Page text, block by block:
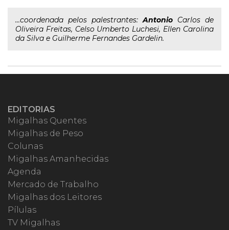
...coordenada pelos palestrantes:Antonio Carlos de
Oliveira Freitas, Celso Umberto Luchesi, Ellen Carolina
da Silva e Guilherme Fernandes Gardelin.
EDITORIAS
Migalhas Quentes
Migalhas de Peso
Colunas
Migalhas Amanhecidas
Agenda
Mercado de Trabalho
Migalhas dos Leitores
Pílulas
TV Migalhas